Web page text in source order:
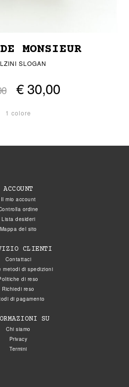
MONSIEUR
SLOGAN
€ 30,00
1 colore
ACCOUNT
Il mio account
ordine
Lista desideri
Mappa del sito
CLIENTI
Contattaci
metodi di spedizioni
di reso
Richiedi reso
di pagamento
SU
Chi siamo
Privacy
Termini